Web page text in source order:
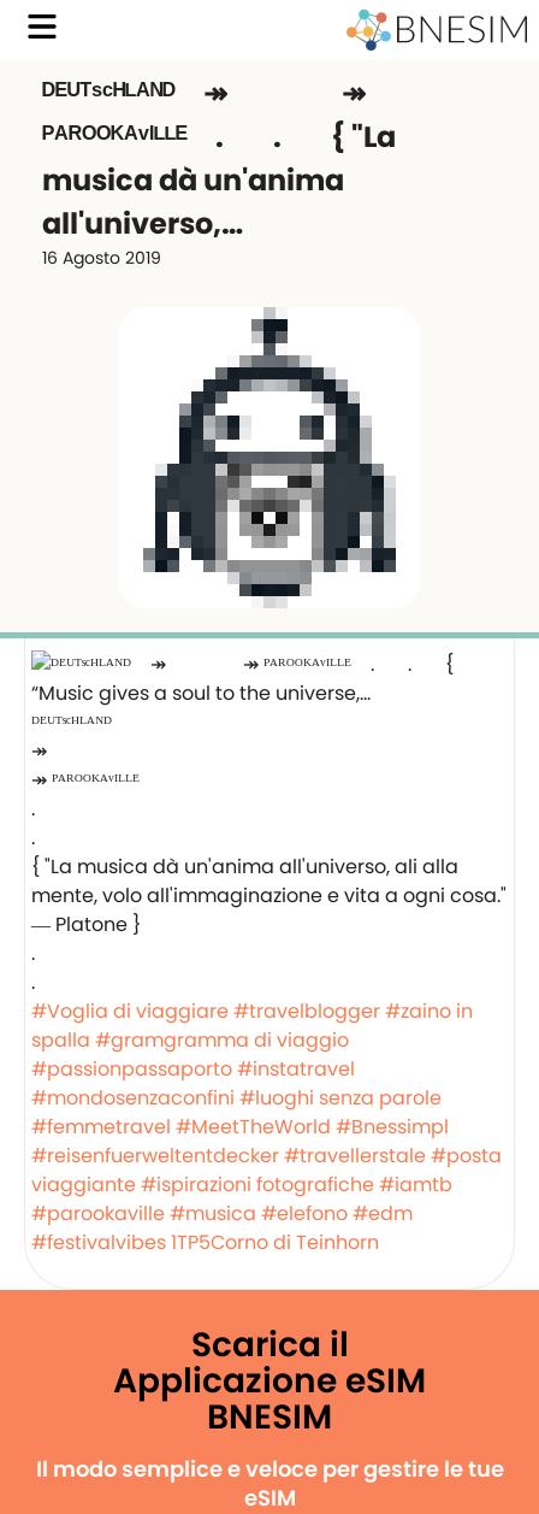
ᴰᴱᵁᵀˢᶜᴴᴸᴬᴺᴰ⠀ ↠⠀⠀⠀⠀⠀ ↠
ᴾᴬᴿᴼᴼᴷᴬᵛᴵᴸᴸᴱ⠀ .⠀⠀ .⠀⠀ { "La
musica dà un'anima
all'universo,…
16 Agosto 2019
ᴰᴱᵁᵀˢᶜᴴᴸᴬᴺᴰ⠀
↠⠀⠀⠀⠀⠀
↠ ᴾᴬᴿᴼᴼᴷᴬᵛᴵᴸᴸᴱ⠀
.⠀⠀
.⠀⠀
{ "La musica dà un'anima all'universo, ali alla
mente, volo all'immaginazione e vita a ogni cosa."
― Platone }⠀
. ⠀⠀
.⠀⠀⠀⠀⠀
#Voglia di viaggiare#travelblogger#zaino in
spalla #gramgramma di viaggio
#passionpassaporto#instatravel
#mondosenzaconfini #luoghi senza parole
#femmetravel #MeetTheWorld #Bnessimpl
#reisenfuerweltentdecker#travellerstale#posta
viaggiante#ispirazioni fotografiche#iamtb
#parookaville#musica #elefono#edm
#festivalvibes1TP5Corno di Teinhorn
Scarica il
Applicazione eSIM
BNESIM
Il modo semplice e veloce per gestire le tue
eSIM